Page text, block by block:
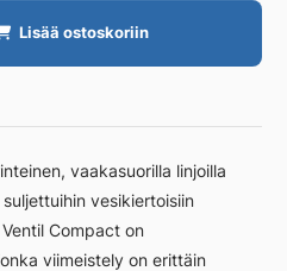
Lisää ostoskoriin
vaakasuorilla linjoilla
vesikiertoisiin
Compact on
viimeistely on erittäin